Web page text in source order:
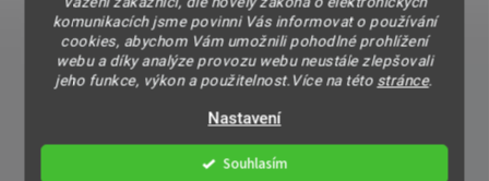
komunikacích jsme povinni Vás informovat o používání
cookies, abychom Vám umožnili pohodlné prohlížení
webu a díky analýze provozu webu neustále zlepšovali
jeho funkce, výkon a použitelnost.Více na této stránce.
Nastavení
Souhlasím